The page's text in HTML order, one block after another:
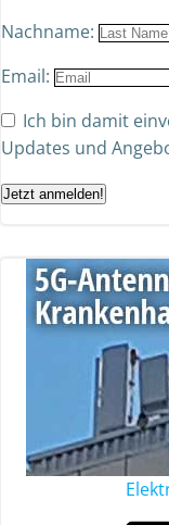
Nachname:
Email:
Ich bin damit
Updates und
Jetzt anmelden!